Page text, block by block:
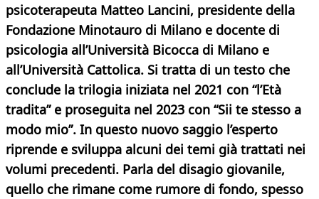
psicoterapeuta Matteo Lancini, presidente della
Fondazione Minotauro di Milano e docente di
psicologia all’Università Bicocca di Milano e
all’Università Cattolica. Si tratta di un testo che
conclude la trilogia iniziata nel 2021 con “l’Età
tradita” e proseguita nel 2023 con “Sii te stesso a
modo mio”. In questo nuovo saggio l’esperto
riprende e sviluppa alcuni dei temi già trattati nei
volumi precedenti. Parla del disagio giovanile,
quello che rimane come rumore di fondo, spesso